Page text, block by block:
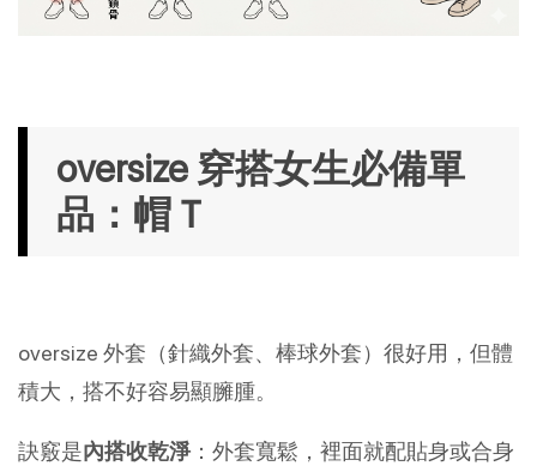
oversize 穿搭女生必備單
品：帽Ｔ
oversize 外套（針織外套、棒球外套）很好用，但體
積大，搭不好容易顯臃腫。
訣竅是內搭收乾淨 ：外套寬鬆，裡面就配貼身或合身